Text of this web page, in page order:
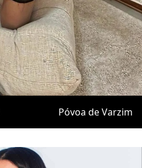
Póvoa de Varzim